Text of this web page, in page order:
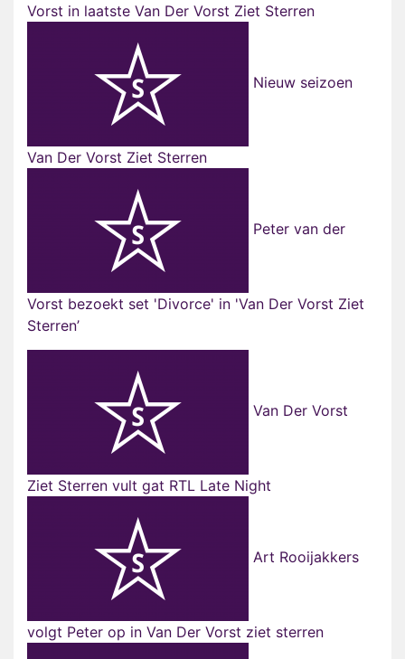
Vorst in laatste Van Der Vorst Ziet Sterren
Nieuw seizoen
Van Der Vorst Ziet Sterren
Peter van der
Vorst bezoekt set 'Divorce' in 'Van Der Vorst Ziet
Sterren’
Van Der Vorst
Ziet Sterren vult gat RTL Late Night
Art Rooijakkers
volgt Peter op in Van Der Vorst ziet sterren